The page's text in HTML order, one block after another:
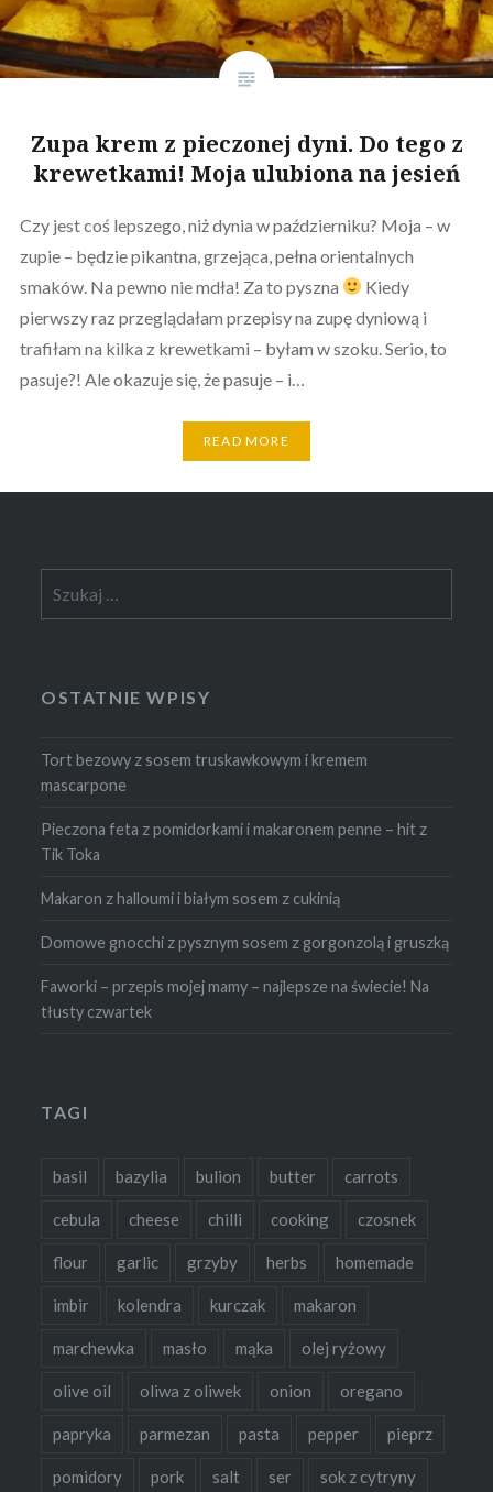
Zupa krem z pieczonej dyni. Do tego z
krewetkami! Moja ulubiona na jesień
Czy jest coś lepszego, niż dynia w październiku? Moja – w
zupie – będzie pikantna, grzejąca, pełna orientalnych
smaków. Na pewno nie mdła! Za to pyszna
Kiedy
pierwszy raz przeglądałam przepisy na zupę dyniową i
trafiłam na kilka z krewetkami – byłam w szoku. Serio, to
pasuje?! Ale okazuje się, że pasuje – i…
READ MORE
OSTATNIE WPISY
Tort bezowy z sosem truskawkowym i kremem
mascarpone
Pieczona feta z pomidorkami i makaronem penne – hit z
Tik Toka
Makaron z halloumi i białym sosem z cukinią
Domowe gnocchi z pysznym sosem z gorgonzolą i gruszką
Faworki – przepis mojej mamy – najlepsze na świecie! Na
tłusty czwartek
TAGI
basil bazylia bulion butter carrots
cebula cheese chilli cooking czosnek
flour garlic grzyby herbs homemade
imbir kolendra kurczak makaron
marchewka masło mąka olej ryżowy
olive oil oliwa z oliwek onion oregano
papryka parmezan pasta pepper pieprz
pomidory pork salt ser sok z cytryny